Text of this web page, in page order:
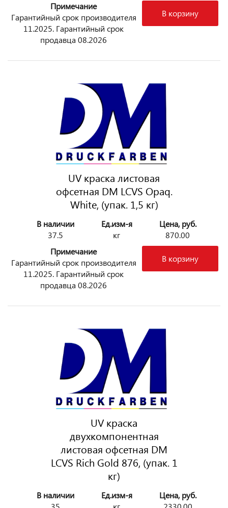
Примечание
Гарантийный срок производителя
11.2025. Гарантийный срок
продавца 08.2026
В корзину
UV краска листовая
офсетная DM LCVS Opaq.
White, (упак. 1,5 кг)
В наличии
37.5
Ед.изм-я
кг
Цена, руб.
870.00
Примечание
Гарантийный срок производителя
11.2025. Гарантийный срок
продавца 08.2026
В корзину
UV краска
двухкомпонентная
листовая офсетная DM
LCVS Rich Gold 876, (упак. 1
кг)
В наличии
Ед.изм-я
Цена, руб.